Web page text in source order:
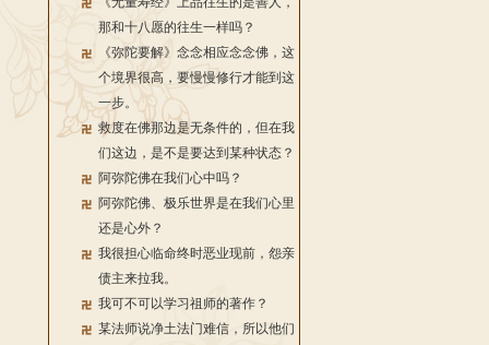
那和十八愿的往生一样吗？
《弥陀要解》念念相应念念佛，这
个境界很高，要慢慢修行才能到这
一步。
救度在佛那边是无条件的，但在我
们这边，是不是要达到某种状态？
阿弥陀佛在我们心中吗？
阿弥陀佛、极乐世界是在我们心里
还是心外？
我很担心临命终时恶业现前，怨亲
债主来拉我。
我可不可以学习祖师的著作？
某法师说净土法门难信，所以他们